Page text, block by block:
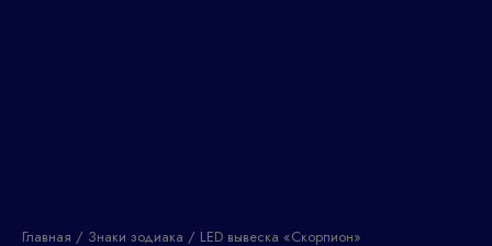
Главная / Знаки зодиака / LED вывеска «Скорпион»